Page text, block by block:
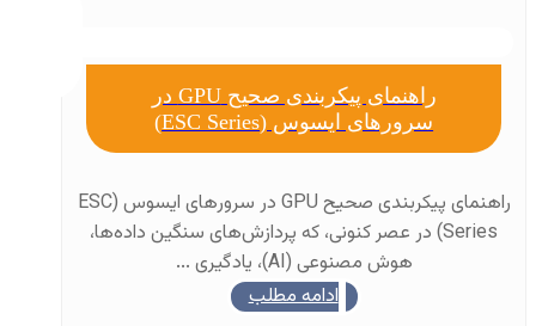
راهنمای پیکربندی صحیح GPU در
سرورهای ایسوس (ESC Series)
راهنمای پیکربندی صحیح GPU در سرورهای ایسوس (ESC
Series) در عصر کنونی، که پردازش‌های سنگین داده‌ها،
هوش مصنوعی (AI)، یادگیری ...
ادامه مطلب